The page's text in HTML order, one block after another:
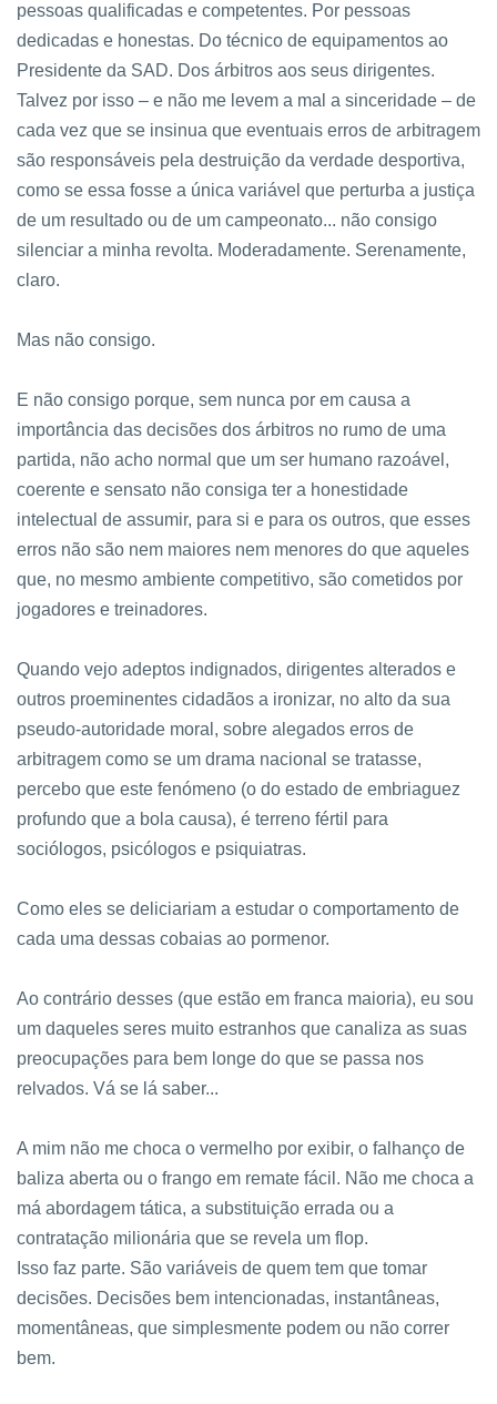
pessoas qualificadas e competentes. Por pessoas
dedicadas e honestas. Do técnico de equipamentos ao
Presidente da SAD. Dos árbitros aos seus dirigentes.
Talvez por isso – e não me levem a mal a sinceridade – de
cada vez que se insinua que eventuais erros de arbitragem
são responsáveis pela destruição da verdade desportiva,
como se essa fosse a única variável que perturba a justiça
de um resultado ou de um campeonato... não consigo
silenciar a minha revolta. Moderadamente. Serenamente,
claro.
Mas não consigo.
E não consigo porque, sem nunca por em causa a
importância das decisões dos árbitros no rumo de uma
partida, não acho normal que um ser humano razoável,
coerente e sensato não consiga ter a honestidade
intelectual de assumir, para si e para os outros, que esses
erros não são nem maiores nem menores do que aqueles
que, no mesmo ambiente competitivo, são cometidos por
jogadores e treinadores.
Quando vejo adeptos indignados, dirigentes alterados e
outros proeminentes cidadãos a ironizar, no alto da sua
pseudo-autoridade moral, sobre alegados erros de
arbitragem como se um drama nacional se tratasse,
percebo que este fenómeno (o do estado de embriaguez
profundo que a bola causa), é terreno fértil para
sociólogos, psicólogos e psiquiatras.
Como eles se deliciariam a estudar o comportamento de
cada uma dessas cobaias ao pormenor.
Ao contrário desses (que estão em franca maioria), eu sou
um daqueles seres muito estranhos que canaliza as suas
preocupações para bem longe do que se passa nos
relvados. Vá se lá saber...
A mim não me choca o vermelho por exibir, o falhanço de
baliza aberta ou o frango em remate fácil. Não me choca a
má abordagem tática, a substituição errada ou a
contratação milionária que se revela um flop.
Isso faz parte. São variáveis de quem tem que tomar
decisões. Decisões bem intencionadas, instantâneas,
momentâneas, que simplesmente podem ou não correr
bem.